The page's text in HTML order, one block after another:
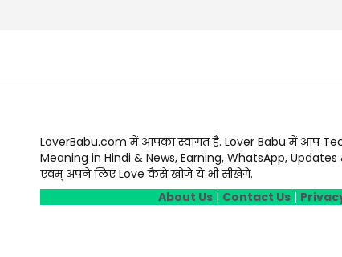
LoverBabu.com में आपका स्वागत है. Lover Babu में आप
Meaning in Hindi & News, Earning, WhatsApp, Updates
एवम् अपने लिए Love कैसे खोजे ये भी सीखेंगे.
About Us | Contact Us |